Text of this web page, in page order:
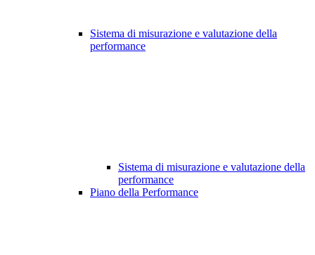
Sistema di misurazione e valutazione della
performance
Sistema di misurazione e valutazione della
performance
Piano della Performance